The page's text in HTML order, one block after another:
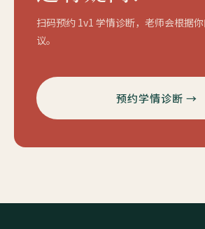
扫码预约 1v1 学情诊断，老师会根据
议。
预约学情诊断 →